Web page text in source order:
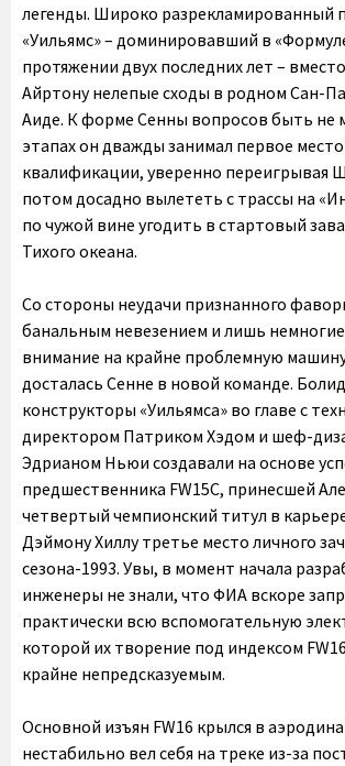
легенды. Широко разрекламированный
«Уильямс» – доминировавший в
протяжении двух последних лет –
Айртону нелепые сходы в родном Сан-
Аиде. К форме Сенны вопросов быть не
этапах он дважды занимал первое
квалификации, уверенно переигрывая
потом досадно вылететь с трассы на
по чужой вине угодить в стартовый
Тихого океана.
Со стороны неудачи признанного
банальным невезением и лишь
внимание на крайне проблемную
досталась Сенне в новой команде.
конструкторы «Уильямса» во главе с
директором Патриком Хэдом и шеф-
Эдрианом Ньюи создавали на основе
предшественника FW15C, принесшей
четвертый чемпионский титул в
Дэймону Хиллу третье место личного
сезона-1993. Увы, в момент начала
инженеры не знали, что ФИА вскоре
практически всю вспомогательную
которой их творение под индексом
крайне непредсказуемым.
Основной изъян FW16 крылся в
нестабильно вел себя на треке из-за